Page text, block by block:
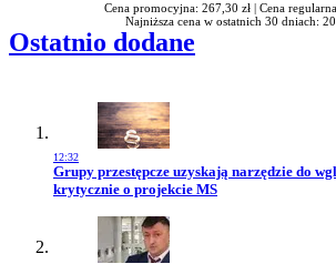
Cena promocyjna: 267,30 zł | Cena
Najniższa cena w ostatnich 30 dniach:
Ostatnio dodane
12:32
Przejdź do artykułu:
Grupy przestępcze uzyskają narzędzie do
krytycznie o projekcie MS